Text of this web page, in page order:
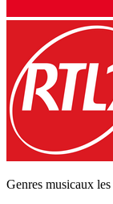
Genres musicaux